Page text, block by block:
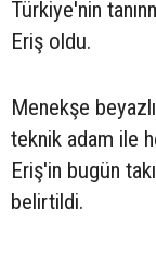
Türkiye'nin
Eriş oldu.
Menekşe
teknik adam ile
Eriş'in bugün
belirtildi.